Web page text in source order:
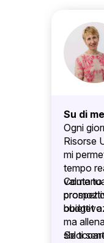
Su di
Ogni
Risorse
mi
tempo
budget
Come
obiettivo
ma
Se ti